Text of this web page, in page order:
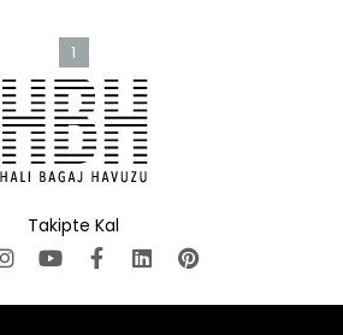
1
Takipte Kal